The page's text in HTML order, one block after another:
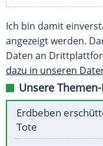
Ich bin damit
angezeigt werden.
Daten an
dazu in unseren
Unsere
Erdbeben
Tote